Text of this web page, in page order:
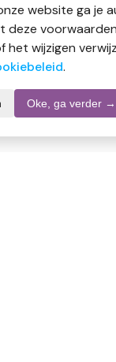
website ga je
deze
het wijzigen
.
Oke, ga verder →